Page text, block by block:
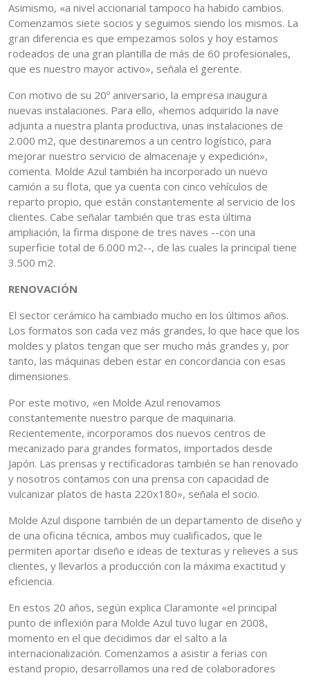
Asimismo, «a nivel accionarial tampoco ha habido cambios.
Comenzamos siete socios y seguimos siendo los mismos. La
gran diferencia es que empezamos solos y hoy estamos
rodeados de una gran plantilla de más de 60 profesionales,
que es nuestro mayor activo», señala el gerente.
Con motivo de su 20º aniversario, la empresa inaugura
nuevas instalaciones. Para ello, «hemos adquirido la nave
adjunta a nuestra planta productiva, unas instalaciones de
2.000 m2, que destinaremos a un centro logístico, para
mejorar nuestro servicio de almacenaje y expedición»,
comenta. Molde Azul también ha incorporado un nuevo
camión a su flota, que ya cuenta con cinco vehículos de
reparto propio, que están constantemente al servicio de los
clientes. Cabe señalar también que tras esta última
ampliación, la firma dispone de tres naves --con una
superficie total de 6.000 m2--, de las cuales la principal tiene
3.500 m2.
RENOVACIÓN
El sector cerámico ha cambiado mucho en los últimos años.
Los formatos son cada vez más grandes, lo que hace que los
moldes y platos tengan que ser mucho más grandes y, por
tanto, las máquinas deben estar en concordancia con esas
dimensiones.
Por este motivo, «en Molde Azul renovamos
constantemente nuestro parque de maquinaria.
Recientemente, incorporamos dos nuevos centros de
mecanizado para grandes formatos, importados desde
Japón. Las prensas y rectificadoras también se han renovado
y nosotros contamos con una prensa con capacidad de
vulcanizar platos de hasta 220x180», señala el socio.
Molde Azul dispone también de un departamento de diseño y
de una oficina técnica, ambos muy cualificados, que le
permiten aportar diseño e ideas de texturas y relieves a sus
clientes, y llevarlos a producción con la máxima exactitud y
eficiencia.
En estos 20 años, según explica Claramonte «el principal
punto de inflexión para Molde Azul tuvo lugar en 2008,
momento en el que decidimos dar el salto a la
internacionalización. Comenzamos a asistir a ferias con
estand propio, desarrollamos una red de colaboradores